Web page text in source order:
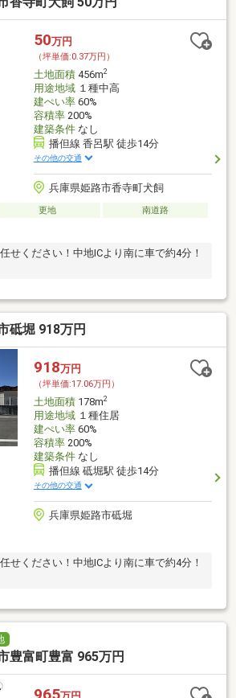
50万円
（坪単価:0.37万円）
土地面積456m2
用途地域１種中高
建ぺい率60%
容積率200%
建築条件なし
播但線 香呂駅 徒歩14分
その他の交通
兵庫県姫路市香寺町犬飼
更地
南道路
せください！中地ICより南に車で約4分！
砥堀 918万円
918万円
（坪単価:17.06万円）
土地面積178m2
用途地域１種住居
建ぺい率60%
容積率200%
建築条件なし
播但線 砥堀駅 徒歩14分
その他の交通
兵庫県姫路市砥堀
せください！中地ICより南に車で約4分！
豊富町豊富 965万円